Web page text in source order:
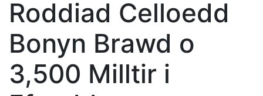
Roddiad Celloedd
Bonyn Brawd o
3,500 Milltir i